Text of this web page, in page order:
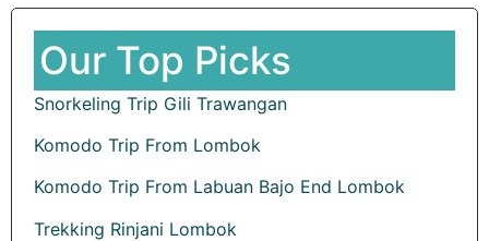
Our Top Picks
Snorkeling Trip Gili Trawangan
Komodo Trip From Lombok
Komodo Trip From Labuan Bajo End Lombok
Trekking Rinjani Lombok